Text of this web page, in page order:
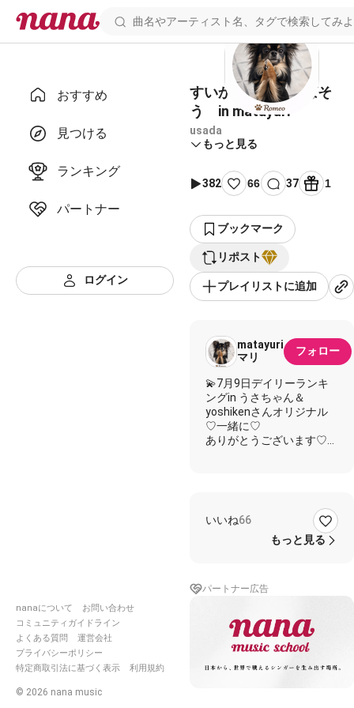
おすすめ
見つける
ランキング
パートナー
ログイン
nanaについて
お問い合わせ
コミュニティガイドライン
よくある質問
運営会社
プライバシーポリシー
特定商取引法に基づく表示
利用規約
© 2026 nana music
すいかのたねを飛ばそ
う in matayuri
usada
もっと見る
382 66 37 1
ブックマーク
リポスト
プレイリストに追加
matayuri
マリ
フォロー
💫7月9日デイリーランキ
ングin うさちゃん＆
yoshikenさんオリジナル
♡一緒に♡
ありがとうございます♡
うさちゃんとyoshikenさ
んコラボ作品♡
拝聴しコメントしたら
味で聞いてみたいと
言ってくれたので♡
張り切ってコーラスとボー
いいね66
もっと見る
パートナー広告